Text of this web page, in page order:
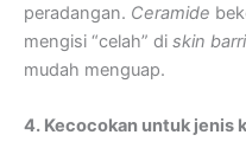
peradangan. Ceramide
mengisi “celah” di skin
mudah menguap.
4. Kecocokan untuk jenis